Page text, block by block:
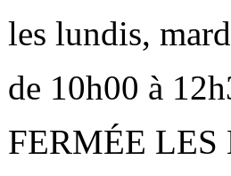
les lundis,
de 10h00 à
FERMÉE LES